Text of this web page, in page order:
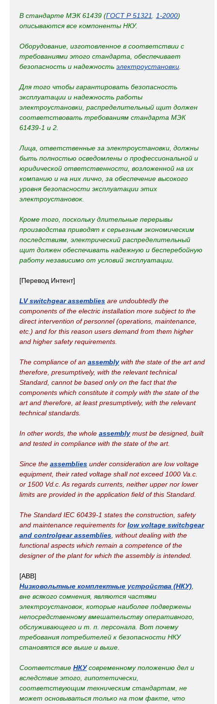
В стандарте МЭК 61439 (ГОСТ Р 51321 1-2000)
описываются все компоненты НКУ.
Оборудование, изготовленное в соответствии с
требованиями этого стандарта, обеспечивает
безопасность и надежность электроустановки
Для того чтобы гарантировать безопасность
эксплуатации и надежность работы
электроустановки, распределительный щит должен
соответствовать требованиям стандарта МЭК
61439-1 и 2.
Лица, ответственные за электроустановки, должны
быть полностью осведомлены о профессиональной и
юридической ответственности, возложенной на их
компанию и на них лично, за обеспечение высокого
уровня безопасности эксплуатации этих
электроустановок.
Кроме того, поскольку длительные перерывы
производства приводят к серьезным экономическим
последствиям, электрический распределительный
щит должен обеспечивать надежную и бесперебойную
работу независимо от условий эксплуатации.
[Перевод Интент]
LV switchgear assemblies are undoubtedly the
components of the electric installation more subject to the
direct intervention of personnel (operations, maintenance,
etc.) and for this reason users demand from them higher
and higher safety requirements.
The compliance of an assemblywith the state of the art and
therefore, presumptively, with the relevant technical
Standard, cannot be based only on the fact that the
components which constitute it comply with the state of the
art and therefore, at least presumptively, with the relevant
technical standards.
In other words, the whole assemblymust be designed, built
and tested in compliance with the state of the art.
Since the assemblies under consideration are low voltage
equipment, their rated voltage shall not exceed 1000 Va.c.
or 1500 Vd.c. As regards currents, neither upper nor lower
limits are provided in the application field of this Standard.
The Standard IEC 60439-1 states the construction, safety
and maintenance requirements for low voltage switchgear
and controlgear assemblies , without dealing with the
functional aspects which remain a competence of the
designer of the plant for which the assembly is intended.
[ABB]
Низковольтные комплектные устройства (НКУ)
вне всякого сомнения, являются частями
электроустановок, которые наиболее подвержены
непосредственному вмешательству оперативного,
обслуживающего и т. п. персонала. Вот почему
требования потребителей к безопасности НКУ
становятся все выше и выше.
Соответствие НКУсовременному положению дел и
вследствие этого, гипотетически,
соответствующим техническим стандартам, не
может основываться только на том факте, что